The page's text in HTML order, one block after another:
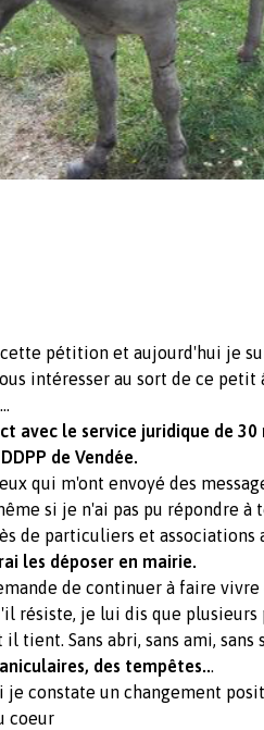
pétition et aujourd'hui je
intéresser au sort de ce
avec le service juridique de
de Vendée.
qui m'ont envoyé des
si je n'ai pas pu répondre à
de particuliers et associations
les déposer en mairie.
de continuer à faire
résiste, je lui dis que plusieurs
tient. Sans abri, sans ami, sans
des tempêtes...
je constate un changement
coeur